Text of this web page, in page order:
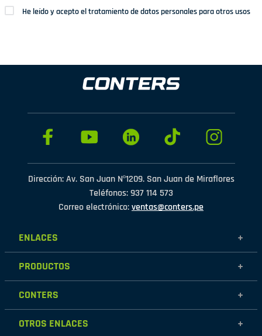
He leído y acepto el tratamiento de datos personales para otros usos
Dirección: Av. San Juan Nº1209. San Juan de Miraflores
Teléfonos: 937 114 573
Correo electrónico:ventas@conters.pe
ENLACES +
Mujer
Hombre
PRODUCTOS +
Calzados
Zapatillas
CONTERS +
Nosotros
Contáctanos
OTROS ENLACES +